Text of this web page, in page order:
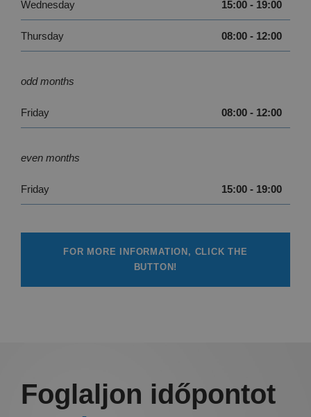
Wednesday 15:00 - 19:00
Thursday 08:00 - 12:00
odd months
Friday 08:00 - 12:00
even months
Friday 15:00 - 19:00
FOR MORE INFORMATION, CLICK THE
BUTTON!
Foglaljon időpontot